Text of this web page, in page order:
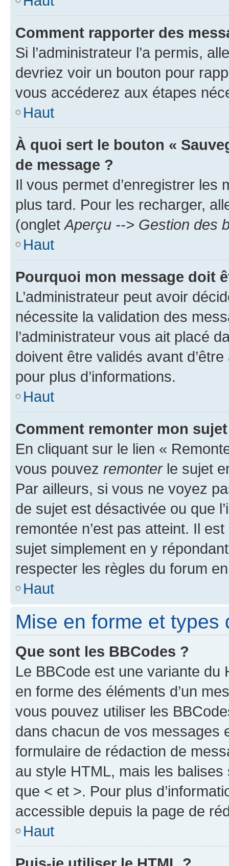
Comment rapporter des
Si l’administrateur l’a permis,
devriez voir un bouton pour
vous accéderez aux étapes
Haut
À quoi sert le bouton «
de message ?
Il vous permet d’enregistrer
plus tard. Pour les recharger,
(ongletAperçu --> Gestion des
Haut
Pourquoi mon message doit
L’administrateur peut avoir
nécessite la validation des
l’administrateur vous ait placé
doivent être validés avant
pour plus d’informations.
Haut
Comment remonter mon
En cliquant sur le lien «
vous pouvez remonterle sujet
Par ailleurs, si vous ne voyez
de sujet est désactivée ou que
remontée n’est pas atteint. Il
sujet simplement en y
respecter les règles du forum
Haut
Mise en forme et types
Que sont les BBCodes ?
Le BBCode est une variante du
en forme des éléments d’un
vous pouvez utiliser les
dans chacun de vos messages
formulaire de rédaction de
au style HTML, mais les
que < et >. Pour plus
accessible depuis la page de
Haut